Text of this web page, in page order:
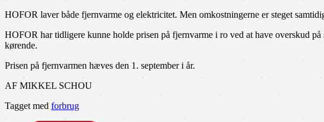
HOFOR laver både fjernvarme og elektricitet. Men omkostningerne er steget
HOFOR har tidligere kunne holde prisen på fjernvarme i ro ved at have overskud
kørende.
Prisen på fjernvarmen hæves den 1. september i år.
AF MIKKEL SCHOU
Tagget med forbrug